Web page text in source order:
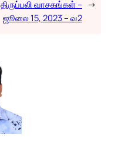
திருப்பலி வாசகங்கள் –
ஜூலை 15, 2023 – வ2
→